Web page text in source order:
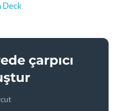
Deck
çarpıcı